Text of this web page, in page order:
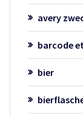
avery
barcode
bier